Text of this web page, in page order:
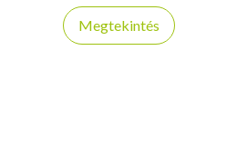
Megtekintés